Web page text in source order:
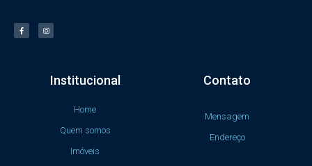
Institucional
Home
Quem somos
Imóveis
Contato
Mensagem
Endereço